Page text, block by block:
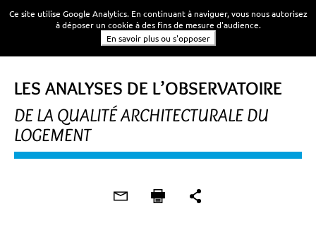
LES ANALYSES DE L’OBSERVATOIRE
DE LA QUALITÉ ARCHITECTURALE DU
LOGEMENT
Ce site utilise Google Analytics. En continuant à naviguer, vous nous autorisez
à déposer un cookie à des fins de mesure d'audience.
En savoir plus ou s'opposer